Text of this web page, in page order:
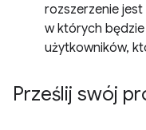
rozszerzenie jest
w których będzie
użytkowników,
Prześlij swój